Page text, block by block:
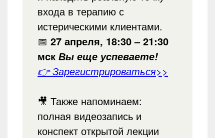
входа в терапию с
истерическими клиентами.
📅 27 апреля, 18:30 – 21:30
мск Вы еще успеваете!
👉 Зарегистрироваться>>
🎥 Также напоминаем:
полная видеозапись и
конспект открытой лекции